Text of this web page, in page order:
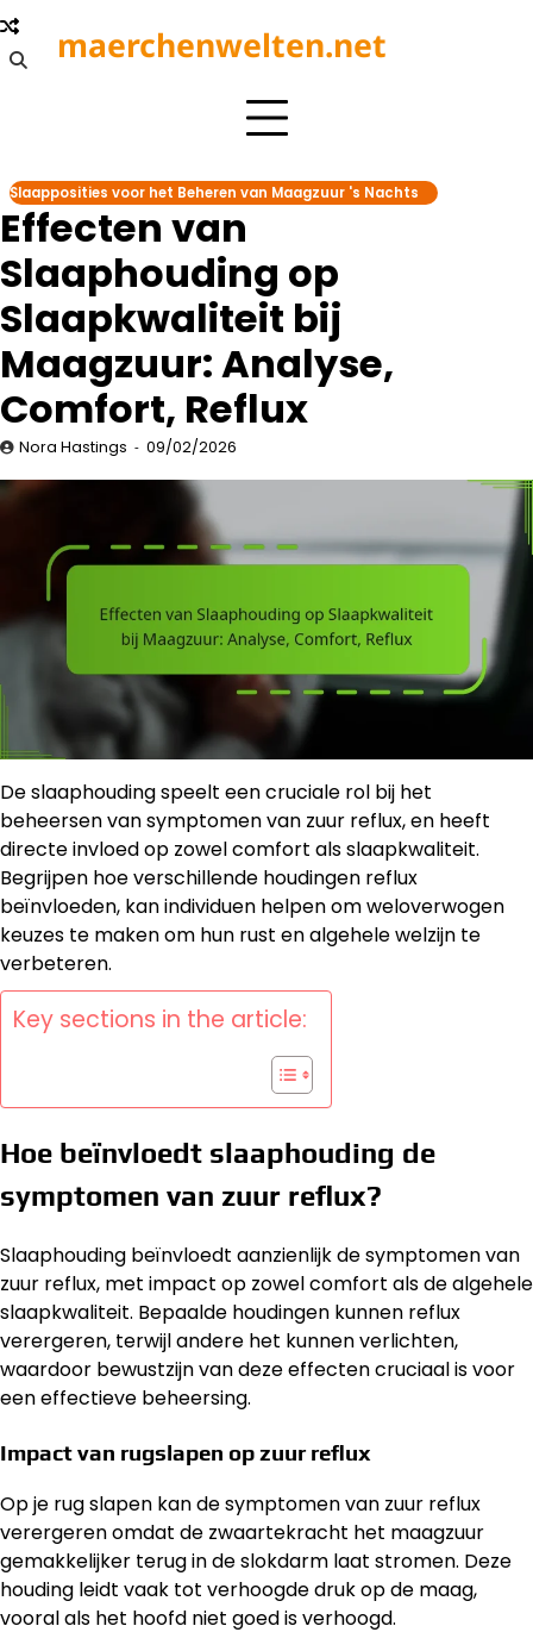
Skip
to
content
maerchenwelten.net
Slaapposities voor het Beheren van Maagzuur 's Nachts
Effecten van
Slaaphouding op
Slaapkwaliteit bij
Maagzuur: Analyse,
Comfort, Reflux
Nora Hastings 09/02/2026
De slaaphouding speelt een cruciale rol bij het
beheersen van symptomen van zuur reflux, en heeft
directe invloed op zowel comfort als slaapkwaliteit.
Begrijpen hoe verschillende houdingen reflux
beïnvloeden, kan individuen helpen om weloverwogen
keuzes te maken om hun rust en algehele welzijn te
verbeteren.
Key sections in the article:
Hoe beïnvloedt slaaphouding de
symptomen van zuur reflux?
Slaaphouding beïnvloedt aanzienlijk de symptomen van
zuur reflux, met impact op zowel comfort als de algehele
slaapkwaliteit. Bepaalde houdingen kunnen reflux
verergeren, terwijl andere het kunnen verlichten,
waardoor bewustzijn van deze effecten cruciaal is voor
een effectieve beheersing.
Impact van rugslapen op zuur reflux
Op je rug slapen kan de symptomen van zuur reflux
verergeren omdat de zwaartekracht het maagzuur
gemakkelijker terug in de slokdarm laat stromen. Deze
houding leidt vaak tot verhoogde druk op de maag,
vooral als het hoofd niet goed is verhoogd.